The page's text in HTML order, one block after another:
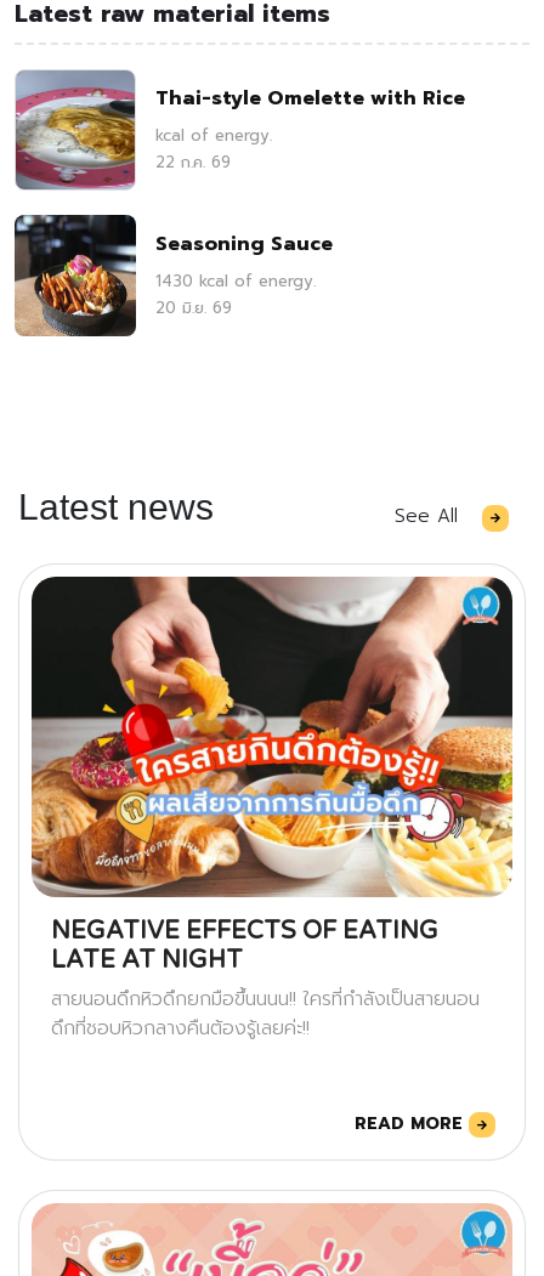
Latest raw material items
Thai-style Omelette with Rice
kcal of energy.
22 ก.ค. 69
Seasoning Sauce
1430 kcal of energy.
20 มิ.ย. 69
Latest news See All
NEGATIVE EFFECTS OF EATING
LATE AT NIGHT
สายนอนดึกหิวดึกยกมือขึ้นนนน!! ใครที่กำลังเป็นสายนอน
ดึกที่ชอบหิวกลางคืนต้องรู้เลยค่ะ!!
READ MORE